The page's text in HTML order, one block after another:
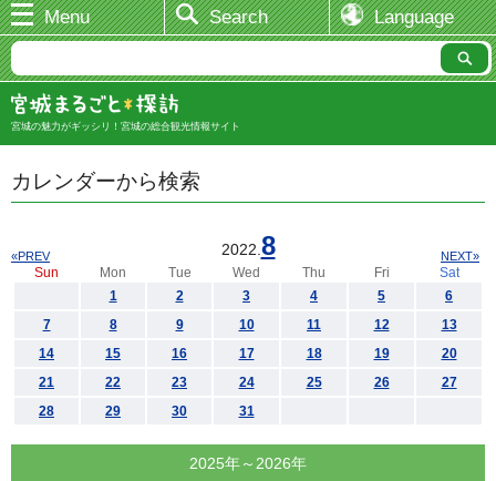
Menu Search Language
宮城の魅力がギッシリ！宮城の総合観光情報サイト
カレンダーから検索
2022. 8
«PREV NEXT»
Sun Mon Tue Wed Thu Fri
Sat
1
2 3 4 5
6
7
8 9 10 11 12
13
14
15 16 17 18 19
20
21
22 23 24 25 26
27
28
29 30 31
2025年～2026年